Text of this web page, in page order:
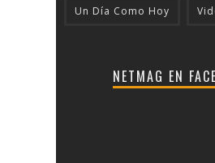
Un Día Como Hoy
NETMAG EN